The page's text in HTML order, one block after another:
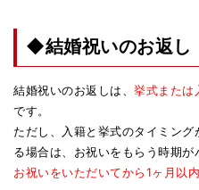
◆結婚祝いのお返し
結婚祝いのお返しは、挙式または
です。
ただし、入籍と挙式のタイミン
る場合は、お祝いをもらう時期が
お祝いをいただいてから1ヶ月以内